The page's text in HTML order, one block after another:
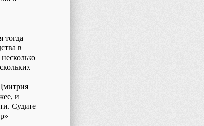
тогда
в
и
Судите